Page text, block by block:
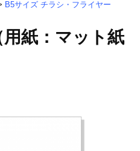
B5サイズ チラシ・フライヤー
紙：マット紙